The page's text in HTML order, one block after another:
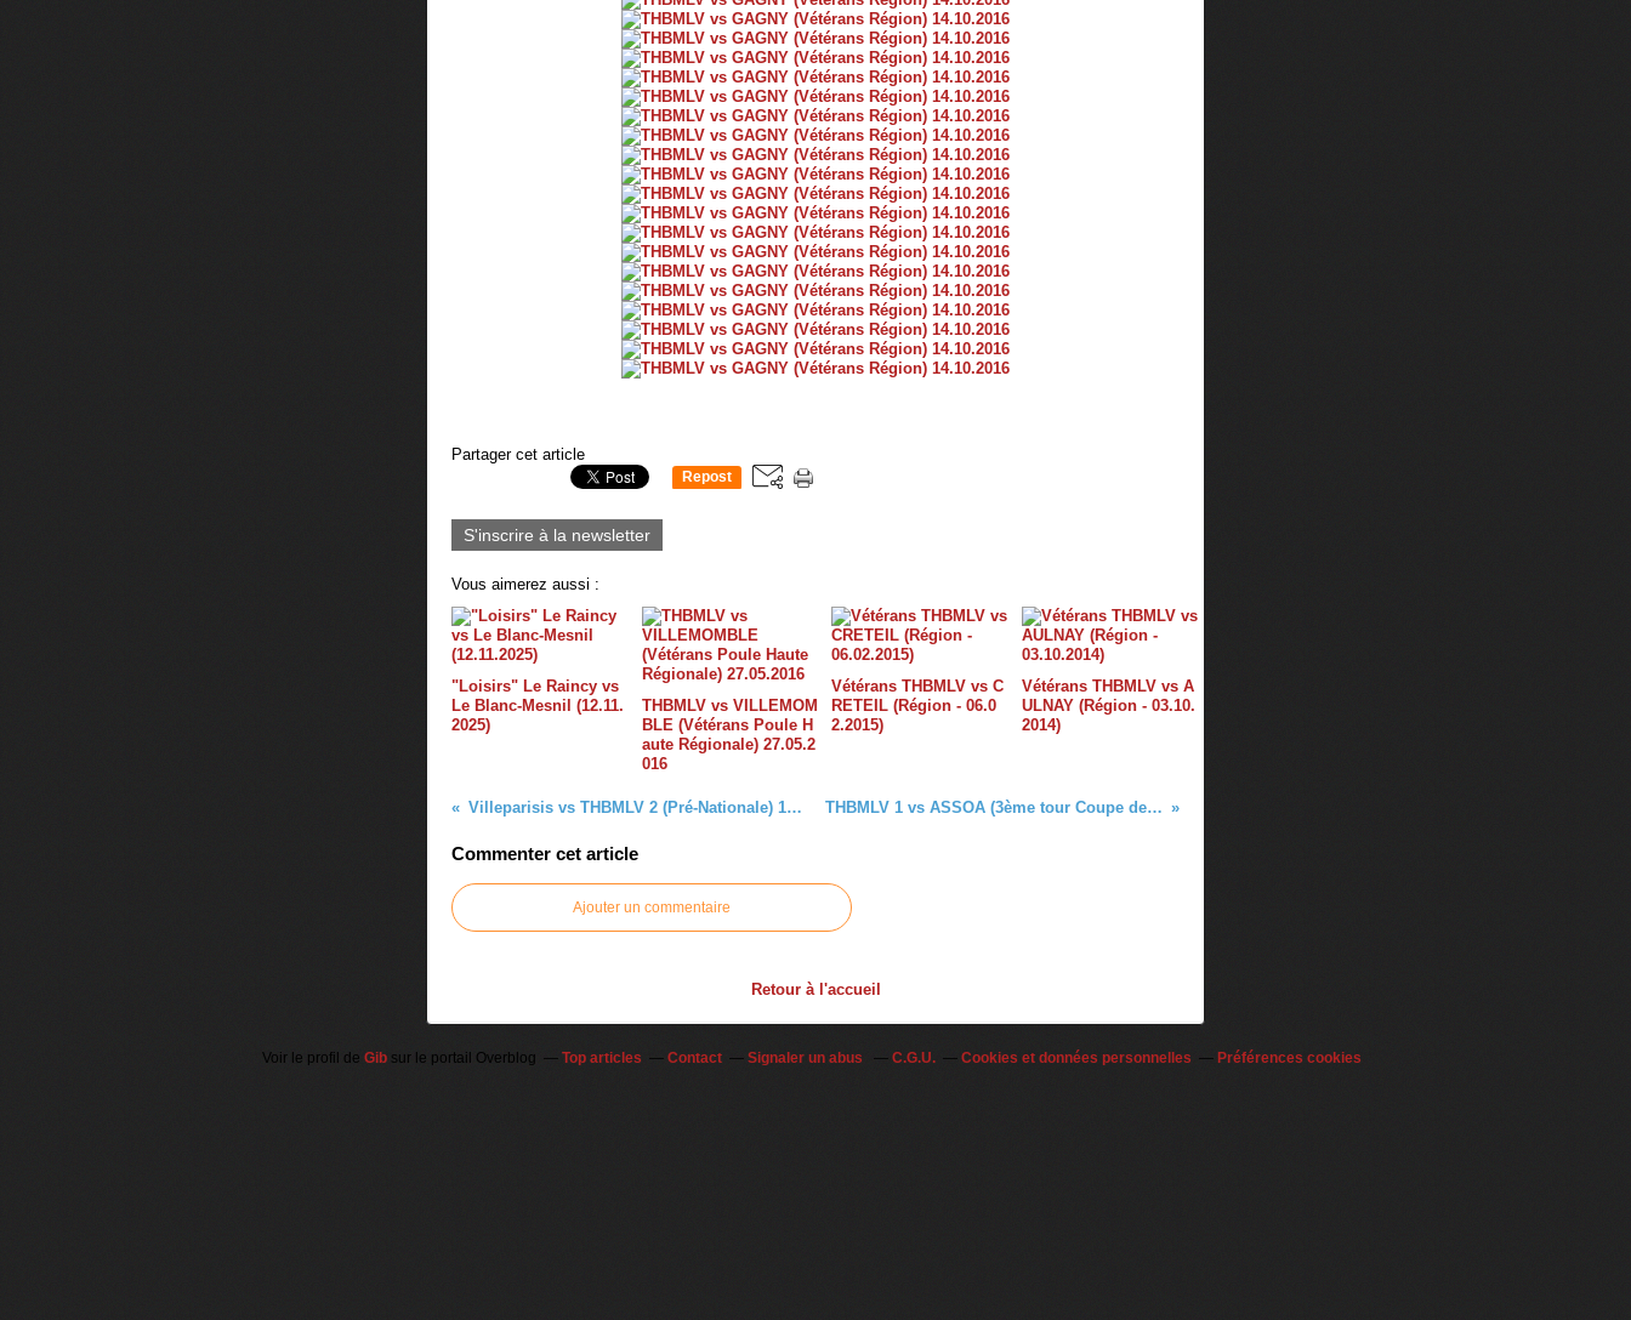
Partager cet article
Repost
S'inscrire à la newsletter
Vous aimerez aussi :
"Loisirs" Le Raincy vs
Le Blanc-Mesnil (12.11.
2025)
THBMLV vs VILLEMOM
BLE (Vétérans Poule H
aute Régionale) 27.05.2
016
Vétérans THBMLV vs C
RETEIL (Région - 06.0
2.2015)
Vétérans THBMLV vs A
ULNAY (Région - 03.10.
2014)
Villeparisis vs THBMLV 2 (Pré-Nationale) 15.10.2016 (+photos équipe) THBMLV 1 vs ASSOA (3ème tour Coupe de France 2017 - 27.10.2016)
Commenter cet article
Ajouter un commentaire
Retour à l'accueil
Voir le profil de Gib sur le portail Overblog Top articles Contact Signaler un abus C.G.U. Cookies et données personnelles Préférences cookies